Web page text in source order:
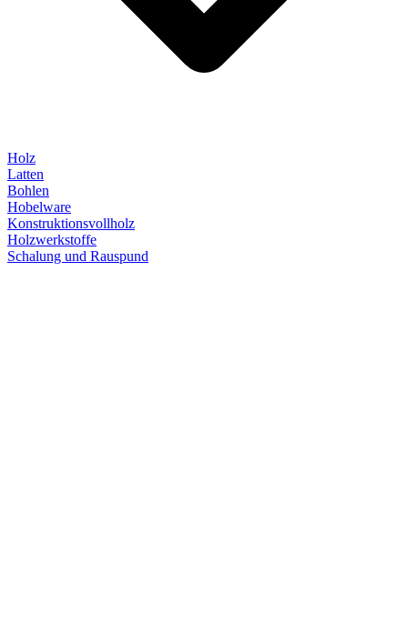
Holz
Latten
Bohlen
Hobelware
Konstruktionsvollholz
Holzwerkstoffe
Schalung und Rauspund